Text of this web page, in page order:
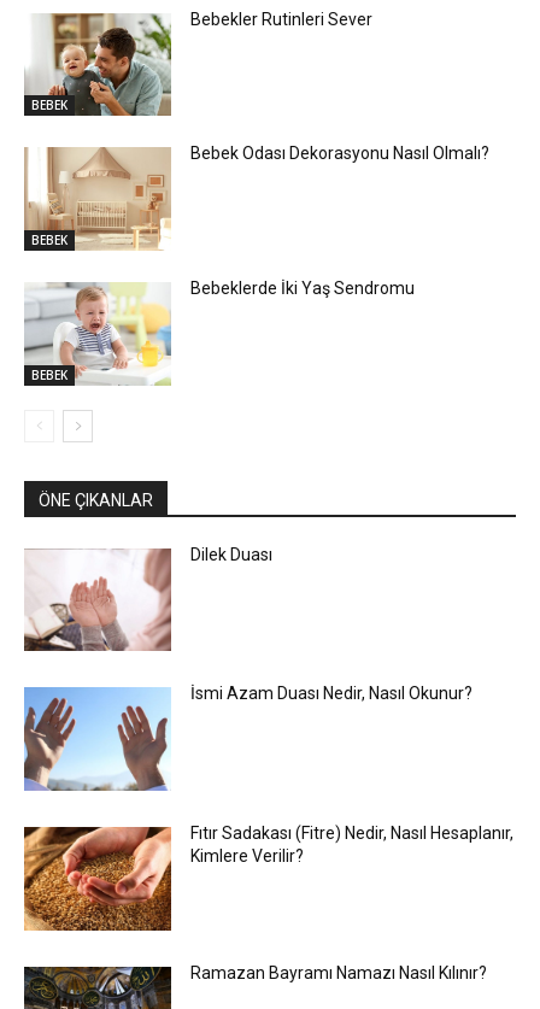
BEBEK
Bebekler Rutinleri Sever
BEBEK
Bebek Odası Dekorasyonu Nasıl Olmalı?
BEBEK
Bebeklerde İki Yaş Sendromu
ÖNE ÇIKANLAR
Dilek Duası
İsmi Azam Duası Nedir, Nasıl Okunur?
Fıtır Sadakası (Fitre) Nedir, Nasıl Hesaplanır,
Kimlere Verilir?
Ramazan Bayramı Namazı Nasıl Kılınır?